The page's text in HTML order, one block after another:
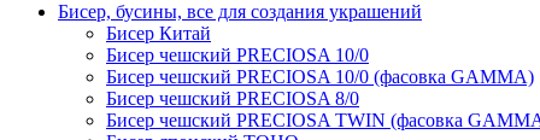
Бисер, бусины, все для создания украшений
Бисер Китай
Бисер чешский PRECIOSA 10/0
Бисер чешский PRECIOSA 10/0 (фасовка GAMMA)
Бисер чешский PRECIOSA 8/0
Бисер чешский PRECIOSA TWIN (фасовка